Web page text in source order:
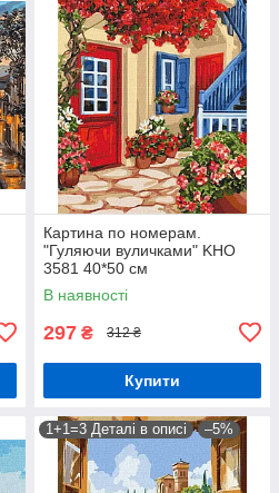
Картина по номерам.
"Гуляючи вуличками" KHO
3581 40*50 см
В наявності
297 ₴ 312 ₴
Купити
1+1=3 Деталі в описі –5%